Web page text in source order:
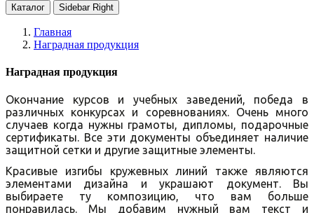
Каталог Sidebar Right
Главная
Наградная продукция
Наградная продукция
Окончание курсов и учебных заведений, победа в
различных конкурсах и соревнованиях. Очень много
случаев когда нужны грамоты, дипломы, подарочные
сертификаты. Все эти документы объединяет наличие
защитной сетки и другие защитные элементы.
Красивые изгибы кружевных линий также являются
элементами дизайна и украшают документ. Вы
выбираете ту композицию, что вам больше
понравилась. Мы добавим нужный вам текст и